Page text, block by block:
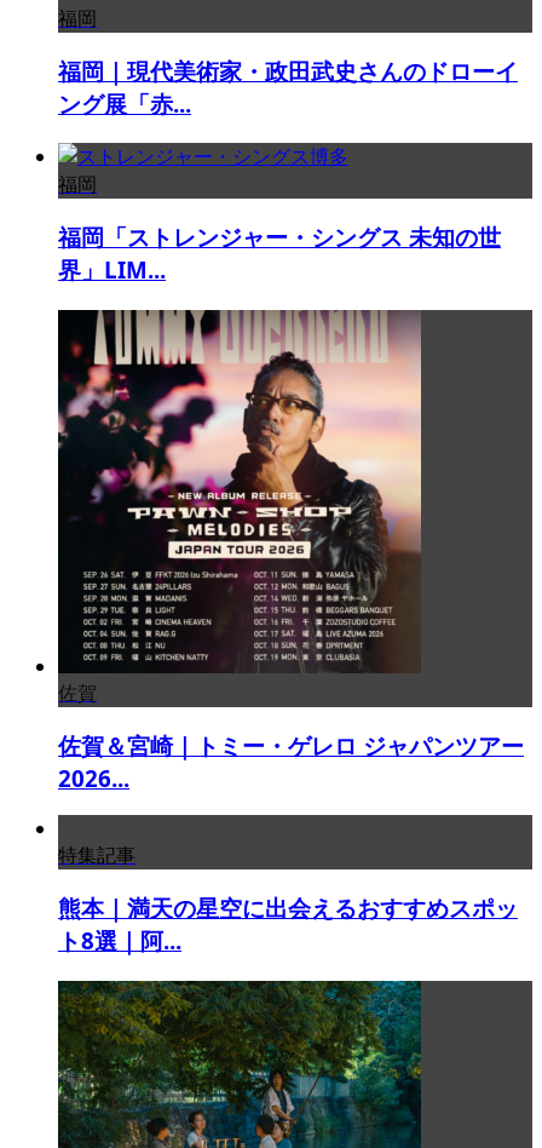
福岡
福岡｜現代美術家・政田武史さんのドローイ
ング展「赤...
福岡
福岡「ストレンジャー・シングス 未知の世
界」LIM...
佐賀
佐賀＆宮崎｜トミー・ゲレロ ジャパンツアー
2026...
特集記事
熊本｜満天の星空に出会えるおすすめスポッ
ト8選｜阿...